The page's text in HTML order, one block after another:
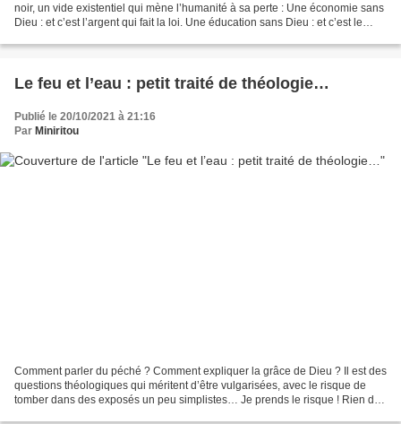
noir, un vide existentiel qui mène l’humanité à sa perte : Une économie sans
Dieu : et c’est l’argent qui fait la loi. Une éducation sans Dieu : et c’est le
Le feu et l’eau : petit traité de théologie…
Publié le 20/10/2021 à 21:16
Par Miniritou
Comment parler du péché ? Comment expliquer la grâce de Dieu ? Il est des
questions théologiques qui méritent d’être vulgarisées, avec le risque de
tomber dans des exposés un peu simplistes… Je prends le risque ! Rien de